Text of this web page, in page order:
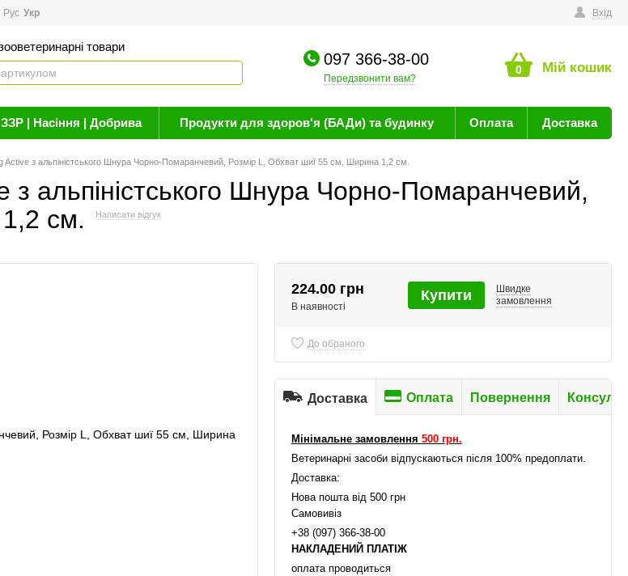
Новини Вхід
Рус Укр
товари
097 366-38-00
Передзвонити вам?
0 Мій кошик
ЗЗР | Насіння | Добрива Продукти для здоров'я (БАДи) та будинку Оплата Доставка
з альпіністського Шнура Чорно-Помаранчевий, Розмір L, Обхват шиї 55 см, Ширина 1,2 см.
альпіністського Шнура Чорно-Помаранчевий,
см.
Написати відгук
224.00 грн
В наявності
Купити
Швидке
замовлення
До обраного
Доставка Оплата Повернення
Мінімальне замовлення 500 грн.
Ветеринарні засоби відпускаються після 100% предоплати.
Доставка:
Нова пошта від 500 грн
Самовивіз
+38 (097) 366-38-00
НАКЛАДЕНИЙ ПЛАТІЖ
оплата проводиться